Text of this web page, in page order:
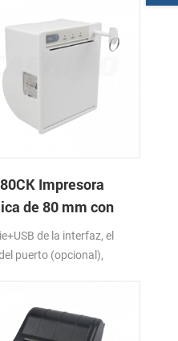
Impresora
de 80 mm con
de la Tapa
de la interfaz, el
puerto (opcional),